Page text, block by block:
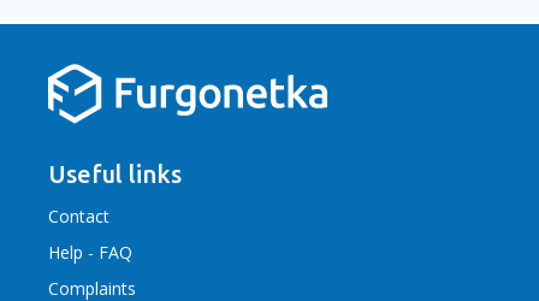
Useful links
Contact
Help - FAQ
Complaints